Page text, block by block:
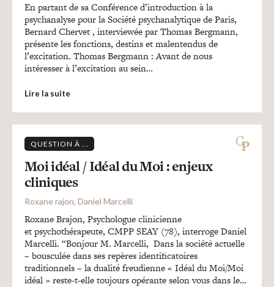
En partant de sa Conférence d’introduction à la
psychanalyse pour la Société psychanalytique de Paris,
Bernard Chervet , interviewée par Thomas Bergmann,
présente les fonctions, destins et malentendus de
l’excitation. Thomas Bergmann : Avant de nous
intéresser à l’excitation au sein…
Lire la suite
QUESTION À ...
Moi idéal / Idéal du Moi : enjeux
cliniques
Roxane rajon, Daniel Marcelli
Roxane Brajon, Psychologue clinicienne
et psychothérapeute, CMPP SEAY (78), interroge Daniel
Marcelli. “Bonjour M. Marcelli, Dans la société actuelle
– bousculée dans ses repères identificatoires
traditionnels – la dualité freudienne « Idéal du Moi/Moi
idéal » reste-t-elle toujours opérante selon vous dans le…